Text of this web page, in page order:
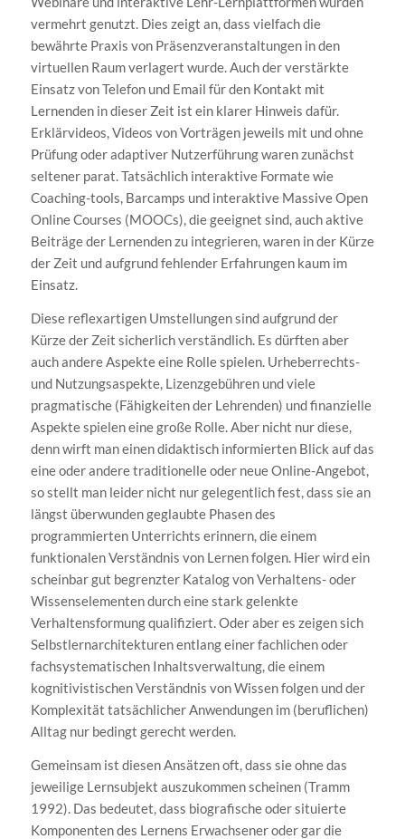
vermehrt genutzt. Dies zeigt an, dass vielfach die
bewährte Praxis von Präsenzveranstaltungen in den
virtuellen Raum verlagert wurde. Auch der verstärkte
Einsatz von Telefon und Email für den Kontakt mit
Lernenden in dieser Zeit ist ein klarer Hinweis dafür.
Erklärvideos, Videos von Vorträgen jeweils mit und ohne
Prüfung oder adaptiver Nutzerführung waren zunächst
seltener parat. Tatsächlich interaktive Formate wie
Coaching-tools, Barcamps und interaktive Massive Open
Online Courses (MOOCs), die geeignet sind, auch aktive
Beiträge der Lernenden zu integrieren, waren in der Kürze
der Zeit und aufgrund fehlender Erfahrungen kaum im
Einsatz.
Diese reflexartigen Umstellungen sind aufgrund der
Kürze der Zeit sicherlich verständlich. Es dürften aber
auch andere Aspekte eine Rolle spielen. Urheberrechts-
und Nutzungsaspekte, Lizenzgebühren und viele
pragmatische (Fähigkeiten der Lehrenden) und finanzielle
Aspekte spielen eine große Rolle. Aber nicht nur diese,
denn wirft man einen didaktisch informierten Blick auf das
eine oder andere traditionelle oder neue Online-Angebot,
so stellt man leider nicht nur gelegentlich fest, dass sie an
längst überwunden geglaubte Phasen des
programmierten Unterrichts erinnern, die einem
funktionalen Verständnis von Lernen folgen. Hier wird ein
scheinbar gut begrenzter Katalog von Verhaltens- oder
Wissenselementen durch eine stark gelenkte
Verhaltensformung qualifiziert. Oder aber es zeigen sich
Selbstlernarchitekturen entlang einer fachlichen oder
fachsystematischen Inhaltsverwaltung, die einem
kognitivistischen Verständnis von Wissen folgen und der
Komplexität tatsächlicher Anwendungen im (beruflichen)
Alltag nur bedingt gerecht werden.
Gemeinsam ist diesen Ansätzen oft, dass sie ohne das
jeweilige Lernsubjekt auszukommen scheinen (Tramm
1992). Das bedeutet, dass biografische oder situierte
Komponenten des Lernens Erwachsener oder gar die